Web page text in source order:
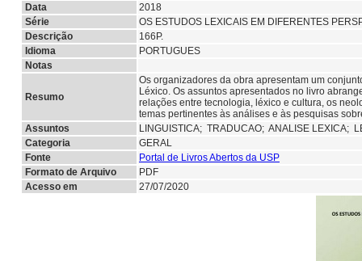
Data
2018
Série
OS ESTUDOS LEXICAIS EM DIFERENTES
Descrição
166P.
Idioma
PORTUGUES
Notas
Resumo
Os organizadores da obra apresentam um
Léxico. Os assuntos apresentados no livro
relações entre tecnologia, léxico e cultura, os
temas pertinentes às análises e às pesquisas
Assuntos
LINGUISTICA; TRADUCAO; ANALISE LEXICA;
Categoria
GERAL
Fonte
Portal de Livros Abertos da USP
Formato de Arquivo
PDF
Acesso em
27/07/2020